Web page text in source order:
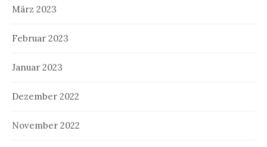
März 2023
Februar 2023
Januar 2023
Dezember 2022
November 2022